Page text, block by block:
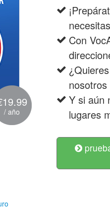
/ año
Con
nosotros
Y si aún
lugares